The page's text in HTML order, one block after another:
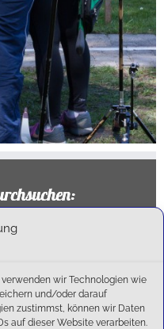
wir Technologien wie
und/oder darauf
zustimmst, können wir Daten
auf dieser Website verarbeiten.